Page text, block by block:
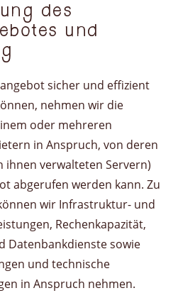
des
und
sicher und effizient
nehmen wir die
oder mehreren
in Anspruch, von deren
ihnen verwalteten Servern)
abgerufen werden kann. Zu
wir Infrastruktur- und
Rechenkapazität,
Datenbankdienste sowie
und technische
in Anspruch nehmen.